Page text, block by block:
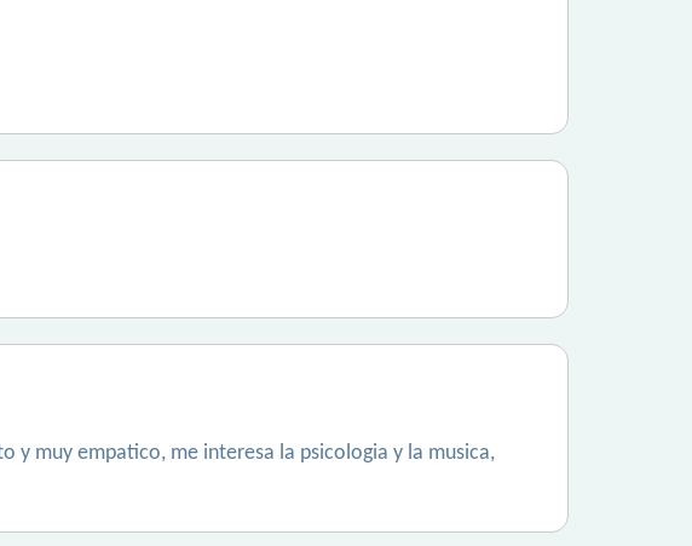
y muy empatico, me interesa la psicologia y la musica,